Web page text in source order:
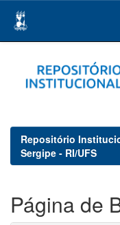
navigation
Repositório
Sergipe - RI/UFS
Página de